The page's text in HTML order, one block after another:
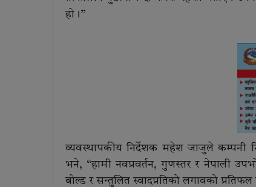
हो।”
व्यवस्थापकीय निर्देशक महेश जाजुले कम्पनी
भने, “हामी नवप्रवर्तन, गुणस्तर र नेपाली
बोल्ड र सन्तुलित स्वादप्रतिको लगावको प्रतिफल